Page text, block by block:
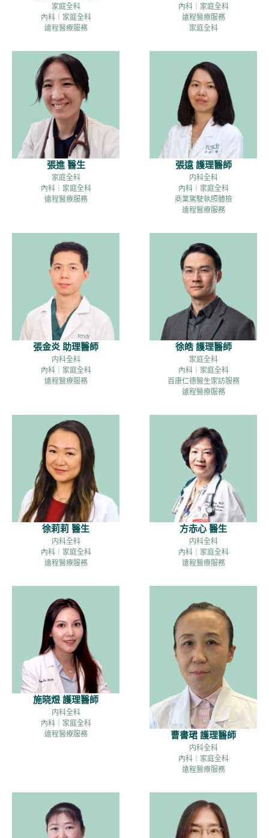
家庭全科
內科｜家庭全科
遠程醫療服務
內科｜家庭全科
遠程醫療服務
家庭全科
張進 醫生
家庭全科
內科｜家庭全科
遠程醫療服務
張遠 護理醫師
内科全科
內科｜家庭全科
商業駕駛執照體檢
遠程醫療服務
張金炎 助理醫師
内科全科
內科｜家庭全科
遠程醫療服務
徐皓 護理醫師
家庭全科
內科｜家庭全科
百康仁德醫生家訪服務
遠程醫療服務
徐莉莉 醫生
内科全科
內科｜家庭全科
遠程醫療服務
方赤心 醫生
内科全科
內科｜家庭全科
遠程醫療服務
施晓煜 護理醫師
内科全科
內科｜家庭全科
遠程醫療服務
曹書珺 護理醫師
内科全科
內科｜家庭全科
遠程醫療服務